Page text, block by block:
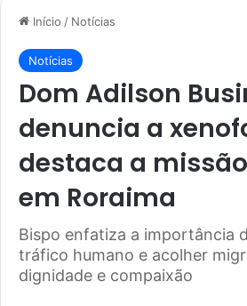
Início / Notícias
Notícias
Dom Adilson
denuncia a
destaca a
em Roraima
Bispo enfatiza a importância
tráfico humano e acolher
dignidade e compaixão